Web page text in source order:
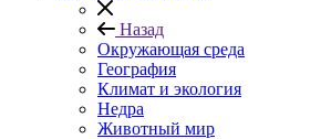
Назад
Окружающая среда
География
Климат и экология
Недра
Животный мир